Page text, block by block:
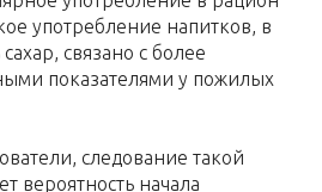
употребление напитков, в
связано с более
показателями у пожилых
следование такой
вероятность начала